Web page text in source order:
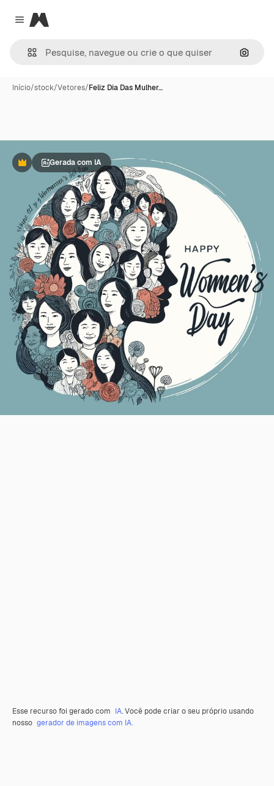
Close menu
Magnific
Início/stock/Vetores/Feliz Dia Das Mulher…
PremiumGerada com IA
Esse recurso foi gerado com IA. Você pode criar o seu próprio usando
nosso gerador de imagens com IA.